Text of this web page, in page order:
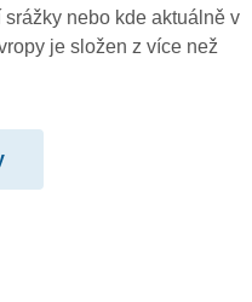
nebo kde aktuálně v
je složen z více než